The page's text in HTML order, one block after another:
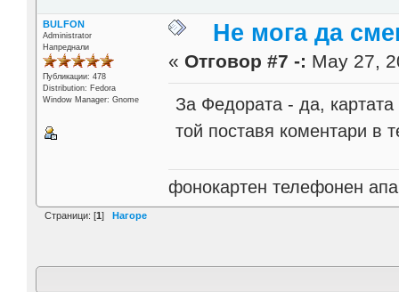
BULFON
Administrator
Напреднали
Публикации: 478
Distribution: Fedora
Window Manager: Gnome
Не мога да
« Отговор #7 -: May 27,
За Федората - да,
той поставя коментари в
фонокартен телефонен
Страници: [1 ] Нагоре